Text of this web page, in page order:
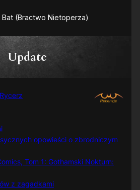
Update
opowieści o zbrodniczym
Tom 1: Gothamski Nokturn:
z zagadkami